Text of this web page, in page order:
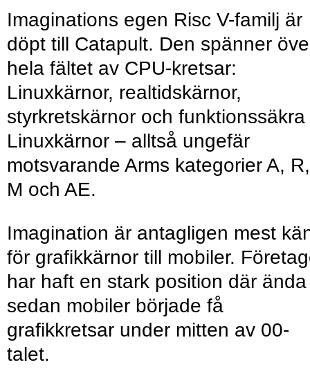
Imaginations egen Risc V-familj är
döpt till Catapult. Den spänner
hela fältet av CPU-kretsar:
Linuxkärnor, realtidskärnor,
styrkretskärnor och funktionssäkra
Linuxkärnor – alltså ungefär
motsvarande Arms kategorier A, R,
M och AE.
Imagination är antagligen mest
för grafikkärnor till mobiler.
har haft en stark position där ända
sedan mobiler började få
grafikkretsar under mitten av 00-
talet.